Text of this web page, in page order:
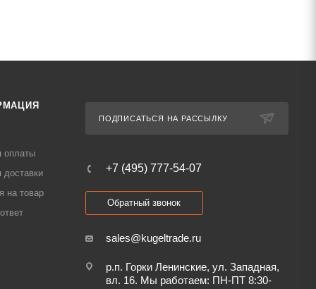
оплаты
доставки
на товар
ПОДПИСАТЬСЯ НА РАССЫЛКУ
+7 (495) 777-54-07
Обратный звонок
sales@kugeltrade.ru
р.п. Горки Ленинские, ул. Западная,
вл. 16. Мы работаем: ПН-ПТ 8:30-